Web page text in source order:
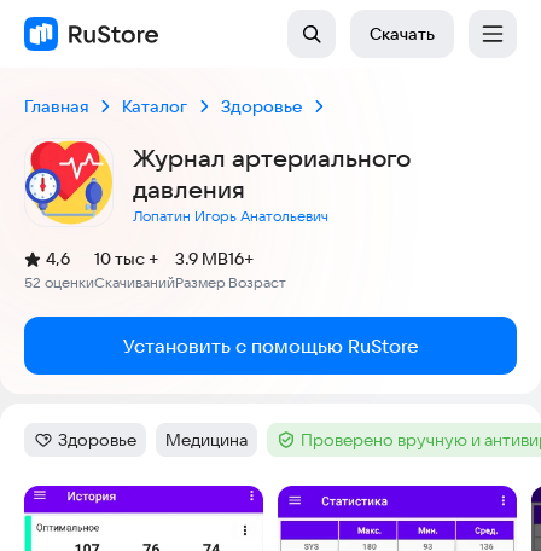
Скачать
Главная Каталог Здоровье
Журнал артериального
давления
Лопатин Игорь Анатольевич
Рейтинг:
4,6
(
52 оценки
)
Скачиваний
10 тыс +
Размер
3.9 MB
Возраст
16+
Установить с помощью RuStore
Категория:
Здоровье Тег:
Медицина Тег :Проверено вручную и
Скриншоты